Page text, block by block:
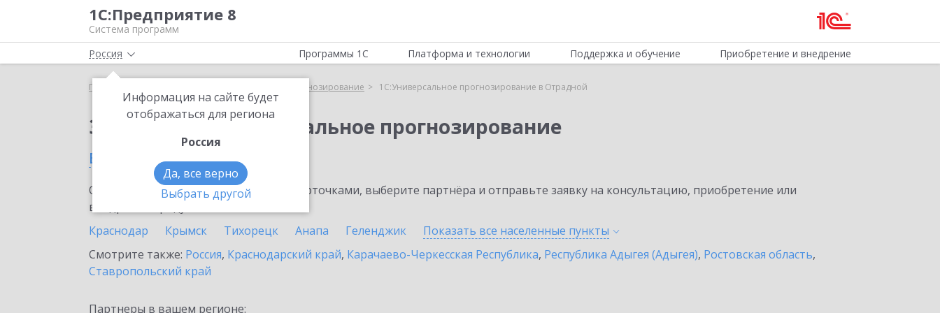
1С:Предприятие 8
Система программ
Россия
Информация на сайте будет
отображаться для региона
Россия
Да, все верно
Выбрать другой
Программы 1С Платформа и технологии Поддержка и обучение Приобретение и внедрение
Главная 1С:Универсальное прогнозирование 1С:Универсальное прогнозирование в Отрадной
Заказать 1С:Универсальное прогнозирование
в Отрадной
Ознакомьтесь с информационными карточками, выберите партнёра и отправьте заявку на консультацию, приобретение или
внедрение продукта.
Краснодар
Крымск Тихорецк Анапа Геленджик Показать все населенные пункты
Смотрите также: Россия, Краснодарский край, Карачаево-Черкесская Республика, Республика Адыгея (Адыгея), Ростовская область,
Ставропольский край
Партнеры в вашем регионе: